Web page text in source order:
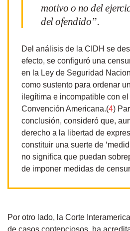
motivo o no del
del ofendido”.
Del análisis de la CIDH se
efecto, se configuró una
en la Ley de Seguridad
como sustento para ordenar
ilegítima e incompatible con
Convención Americana.(4)
conclusión, consideró que,
derecho a la libertad de
constituir una suerte de
no significa que puedan
de imponer medidas de
Por otro lado, la Corte
de casos contenciosos, ha